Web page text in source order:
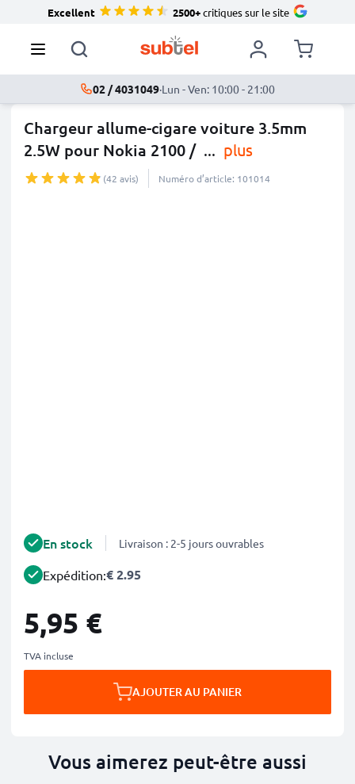
Excellent 2500+critiques sur le site
02 / 4031049·Lun - Ven: 10:00 - 21:00
Chargeur allume-cigare voiture 3.5mm
2.5W pour Nokia 2100 / ... plus
(42 avis) Numéro d’article: 101014
En stock Livraison : 2-5 jours ouvrables
Expédition:€ 2.95
5,95 €
TVA incluse
AJOUTER AU PANIER
Vous aimerez peut-être aussi